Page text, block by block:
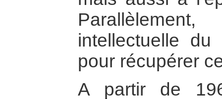
intellectuelle du
pour récupérer
A partir de